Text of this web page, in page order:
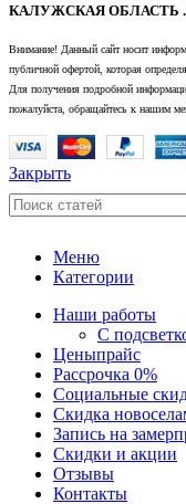
КАЛУЖСКАЯ ОБЛАСТЬ .
Внимание! Данный сайт носит
публичной офертой, которая
Для получения подробной
пожалуйста, обращайтесь к нашим
Закрыть
Меню
Категории
Наши работы
С
Ценыпрайс
Рассрочка 0%
Социальные
Скидка
Запись на замер
Скидки и акции
Отзывы
Контакты